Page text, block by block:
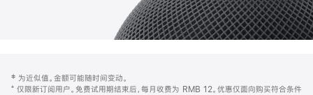
页
注
‡ 为近似值。金额可能随时间变动。
⁺ 仅限新订阅用户。免费试用期结束后，每月收费为 RMB 12。优惠仅面向购买符合条件